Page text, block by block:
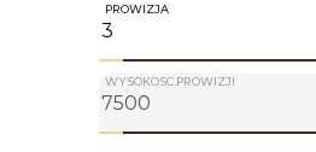
PROWIZJA
WYSOKOSC.PROWIZJI